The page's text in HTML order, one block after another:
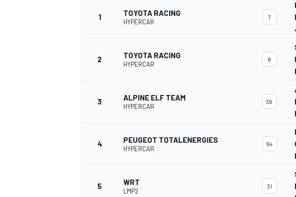
1 TOYOTA RACING
HYPERCAR
7
2 TOYOTA RACING
HYPERCAR
8
3 ALPINE ELF TEAM
HYPERCAR
36
4 PEUGEOT TOTALENERGIES
HYPERCAR
94
5 WRT
LMP2
31